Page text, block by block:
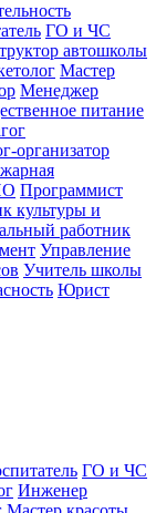
ГО и ЧС
автошколы
Мастер
Менеджер
питание
организатор
Программист
культуры и
работник
Управление
Учитель школы
Юрист
ГО и ЧС
Инженер